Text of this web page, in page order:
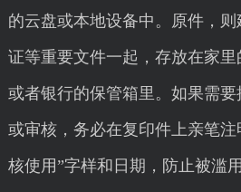
的云盘或本地设备中。原件，
证等重要文件一起，存放在家里
或者银行的保管箱里。如果需
或审核，务必在复印件上亲笔
核使用”字样和日期，防止被滥